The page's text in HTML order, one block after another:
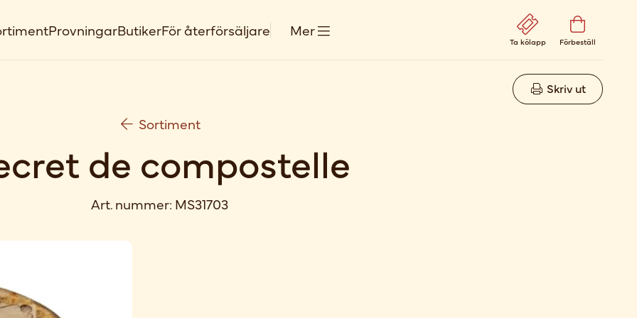
ProvningarButikerFör återförsäljare Mer
Ta kölapp Förbeställ
Skriv ut
Sortiment
de compostelle
Art. nummer: MS31703